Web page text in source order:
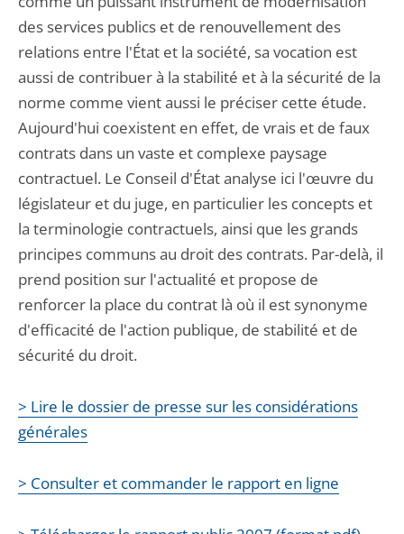
des services publics et de renouvellement des
relations entre l'État et la société, sa vocation est
aussi de contribuer à la stabilité et à la sécurité de la
norme comme vient aussi le préciser cette étude.
Aujourd'hui coexistent en effet, de vrais et de faux
contrats dans un vaste et complexe paysage
contractuel. Le Conseil d'État analyse ici l'œuvre du
législateur et du juge, en particulier les concepts et
la terminologie contractuels, ainsi que les grands
principes communs au droit des contrats. Par-delà, il
prend position sur l'actualité et propose de
renforcer la place du contrat là où il est synonyme
d'efficacité de l'action publique, de stabilité et de
sécurité du droit.
> Lire le dossier de presse sur les considérations
générales
> Consulter et commander le rapport en ligne